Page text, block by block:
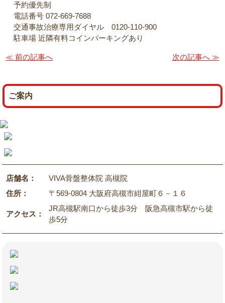
予約優先制
電話番号 072-669-7688
交通事故治療専用ダイヤル 0120-110-900
駐車場 近隣有料コインパーキングあり
≪ 前の記事へ 次の記事へ ≫
ご案内
店舗名：
VIVA骨盤整体院 高槻院
住所：
〒569-0804 大阪府高槻市紺屋町６－１６
アクセス：
JR高槻駅南口から徒歩3分 阪急高槻市駅から徒
歩5分